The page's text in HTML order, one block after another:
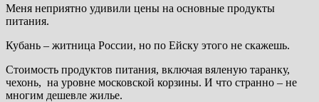
Меня неприятно удивили цены на основные продукты
питания.
Кубань – житница России, но по Ейску этого не скажешь.
Стоимость продуктов питания, включая вяленую таранку,
чехонь, на уровне московской корзины. И что странно – не
многим дешевле жилье.